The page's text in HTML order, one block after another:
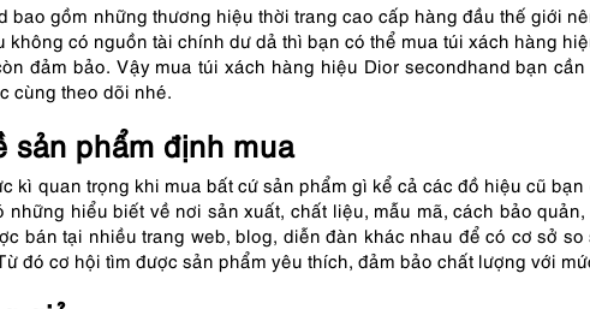
bao gồm những thương hiệu thời trang cao cấp hàng đầu thế giới
không có nguồn tài chính dư dả thì bạn có thể mua túi xách hàng
đảm bảo. Vậy mua túi xách hàng hiệu Dior secondhand bạn
cùng theo dõi nhé.
sản phẩm định mua
kì quan trọng khi mua bất cứ sản phẩm gì kể cả các đồ hiệu cũ
những hiểu biết về nơi sản xuất, chất liệu, mẫu mã, cách bảo
bán tại nhiều trang web, blog, diễn đàn khác nhau để có cơ sở
đó cơ hội tìm được sản phẩm yêu thích, đảm bảo chất lượng với